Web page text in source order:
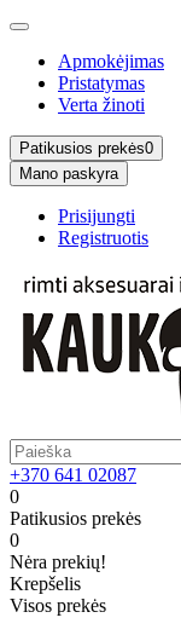
Apmokėjimas
Pristatymas
Verta žinoti
Patikusios prekės0
Mano paskyra
Prisijungti
Registruotis
+370 641 02087
0
Patikusios prekės
0
Nėra prekių!
Krepšelis
Visos prekės